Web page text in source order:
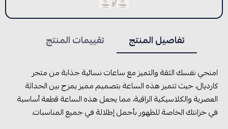
أو
تفاصيل المنتج تقييمات المنتج
امنحي نفسك الثقة والتميز مع ساعات نسائية جذابة من متجر
كارديال، حيث تتميز هذه الساعة بتصميم مميز يمزج بين الحداثة
العصرية والكلاسيكية الراقية، مما يجعل هذه الساعة قطعة أساسية
في خزانتك الخاصة للظهور بأجمل إطلالة في جميع المناسبات.